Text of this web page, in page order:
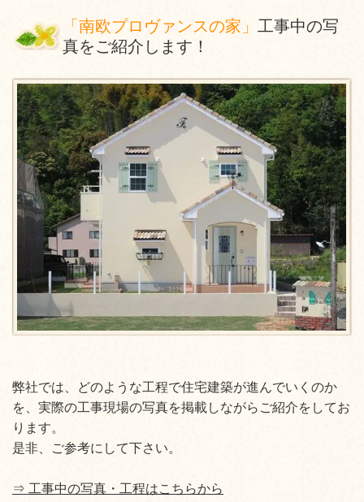
「南欧プロヴァンスの家」 工事中の写
真をご紹介します！
弊社では、どのような工程で住宅建築が進んでいくのか
を、実際の工事現場の写真を掲載しながらご紹介をしてお
ります。
是非、ご参考にして下さい。
⇒ 工事中の写真・工程はこちらから